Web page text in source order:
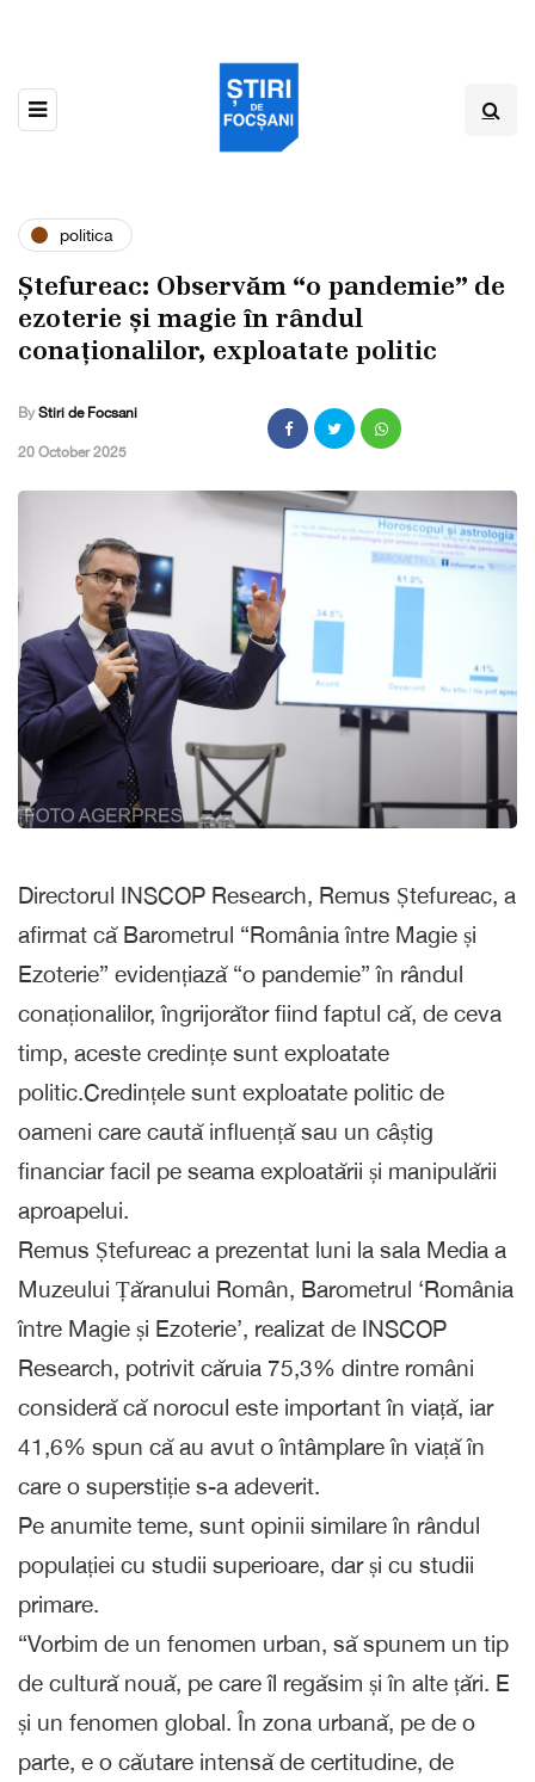
politica
Ștefureac: Observăm “o pandemie” de
ezoterie și magie în rândul
conaționalilor, exploatate politic
By Stiri de Focsani
,20 October 2025
Directorul INSCOP Research, Remus Ștefureac, a
afirmat că Barometrul “România între Magie și
Ezoterie” evidențiază “o pandemie” în rândul
conaționalilor, îngrijorător fiind faptul că, de ceva
timp, aceste credințe sunt exploatate
politic.Credințele sunt exploatate politic de
oameni care caută influență sau un câștig
financiar facil pe seama exploatării și manipulării
aproapelui.
Remus Ștefureac a prezentat luni la sala Media a
Muzeului Țăranului Român, Barometrul ‘România
între Magie și Ezoterie’, realizat de INSCOP
Research, potrivit căruia 75,3% dintre români
consideră că norocul este important în viață, iar
41,6% spun că au avut o întâmplare în viață în
care o superstiție s-a adeverit.
Pe anumite teme, sunt opinii similare în rândul
populației cu studii superioare, dar și cu studii
primare.
“Vorbim de un fenomen urban, să spunem un tip
de cultură nouă, pe care îl regăsim și în alte țări. E
și un fenomen global. În zona urbană, pe de o
parte, e o căutare intensă de certitudine, de